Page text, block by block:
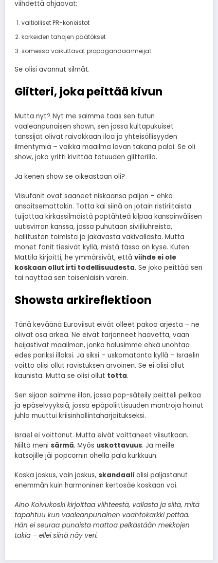
viihdettä ohjaavat:
valtiolliset PR-koneistot
korkeiden tahojen päätökset
somessa vaikuttavat propagandaarmeijat
Se olisi avannut silmät.
Glitteri, joka peittää kivun
Mutta nyt? Nyt me saimme taas sen tutun
vaaleanpunaisen shown, sen jossa kultapukuiset
tanssijat olivat raivokkaan iloa ja yhteisöllisyyden
ilmentymiä – vaikka maailma lavan takana paloi. Se oli
show, joka yritti kivittää totuuden glitterillä.
Ja kenen show se oikeastaan oli?
Viisufanit ovat saaneet niskaansa paljon – ehkä
ansaitsemattakin. Totta kai siinä on jotain ristiriitaista
tuijottaa kirkassilmäistä poptähteä kilpaa kansainvälisen
uutisvirran kanssa, jossa puhutaan siviiliuhreista,
hallitusten toimista ja jakavasta väkivallasta. Mutta
monet fanit tiesivät kyllä, mistä tässä on kyse. Kuten
Mattila kirjoitti, he ymmärsivät, että viihde ei ole
koskaan ollut irti todellisuudesta. Se joko peittää sen
tai näyttää sen toisenlaisin värein.
Showsta arkireflektioon
Tänä keväänä Euroviisut eivät olleet pakoa arjesta – ne
olivat osa arkea. Ne eivät tarjonneet haavetta, vaan
heijastivat maailman, jonka halusimme ehkä unohtaa
edes pariksi illaksi. Ja siksi – uskomatonta kyllä – Israelin
voitto olisi ollut ravistuksen arvoinen. Se ei olisi ollut
kaunista. Mutta se olisi ollut totta.
Sen sijaan saimme illan, jossa pop-säteily peitteli pelkoa
ja epäselvyyksiä, jossa epäpoliittisuuden mantroja hoinut
juhla muuttui kriisinhallintaharjoitukseksi.
Israel ei voittanut. Mutta eivät voittaneet viisutkaan.
Niiltä meni särmä. Myös uskottavuus. Ja meille
katsojille jäi popcornin ohella pala kurkkuun.
Koska joskus, vain joskus, skandaali olisi paljastanut
enemmän kuin harmoninen kertosäe koskaan voi.
Aino Koivukoski kirjoittaa viihteestä, vallasta ja siitä, mitä
tapahtuu kun vaaleanpunainen vaahtokarkki pettää.
Hän ei seuraa punaista mattoa pelkästään mekkojen
takia – ellei siinä näy veri.